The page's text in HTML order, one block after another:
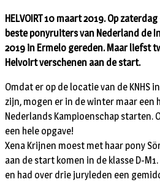
HELVOIRT 10 maart 2019. Op
beste ponyruiters van Nederland de
2019 in Ermelo gereden. Maar liefst
Helvoirt verschenen aan de start.
Omdat er op de locatie van de KNHS
zijn, mogen er in de winter maar een
Nederlands Kampioenschap starten.
een hele opgave!
Xena Krijnen moest met haar pony
aan de start komen in de klasse D-
en had over drie juryleden een